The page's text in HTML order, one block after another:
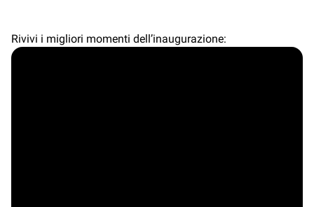
Rivivi i migliori momenti dell’inaugurazione: